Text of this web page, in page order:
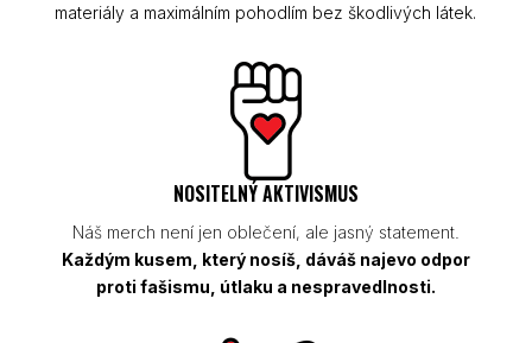
materiály a maximálním pohodlím bez škodlivých látek.
NOSITELNÝ AKTIVISMUS
Náš merch není jen oblečení, ale jasný statement.
Každým kusem, který nosíš, dáváš najevo odpor
proti fašismu, útlaku a nespravedlnosti.